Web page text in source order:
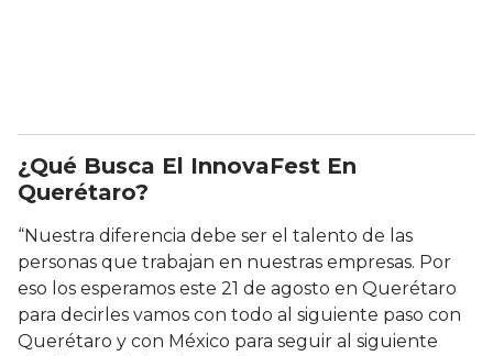
¿Qué Busca El InnovaFest En
Querétaro?
“Nuestra diferencia debe ser el talento de las
personas que trabajan en nuestras empresas. Por
eso los esperamos este 21 de agosto en Querétaro
para decirles vamos con todo al siguiente paso con
Querétaro y con México para seguir al siguiente